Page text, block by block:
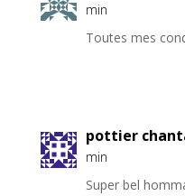
min
Toutes mes
pottier
min
Super bel